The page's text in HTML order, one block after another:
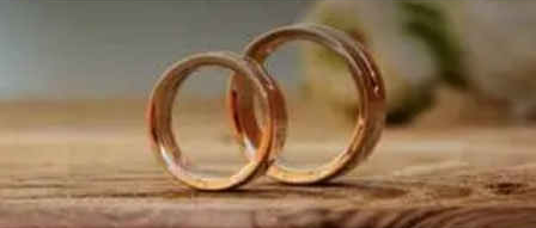
PRÁTICA Fazer um juramento ou uma promessa é algo
muito sério. Por isso, o cristão deve cuidar para não
prometer ou votar aquilo que não vai ter condições de
cumprir.